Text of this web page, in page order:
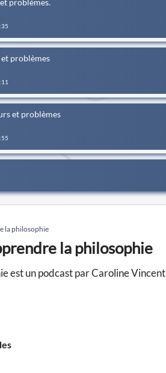
problèmes.
problèmes
et problèmes
la philosophie
la philosophie
est un podcast par Caroline Vincent